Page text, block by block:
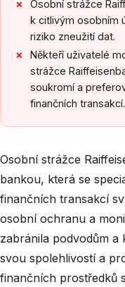
Osobní strážce
k citlivým osobním
riziko zneužití dat.
Někteří uživatelé
strážce
soukromí a
finančních transakcí.
Osobní strážce
bankou, která se
finančních transakcí
osobní ochranu a
zabránila podvodům a
svou spolehlivostí a
finančních prostředků